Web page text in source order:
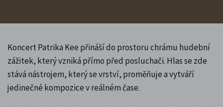
Koncert Patrika Kee přináší do prostoru chrámu hudební
zážitek, který vzniká přímo před posluchači. Hlas se zde
stává nástrojem, který se vrství, proměňuje a vytváří
jedinečné kompozice v reálném čase.